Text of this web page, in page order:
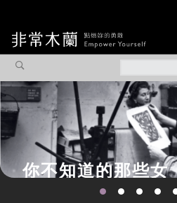
觀點專欄
焦點企
社會企
認識我
你不知道的那些女
性故事...